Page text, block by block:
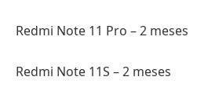
Redmi Note 11 Pro – 2 meses
Redmi Note 11S – 2 meses